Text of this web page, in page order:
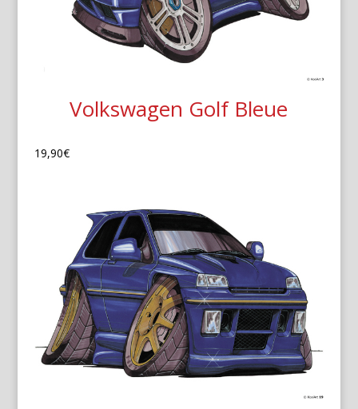
Volkswagen Golf Bleue
19,90€